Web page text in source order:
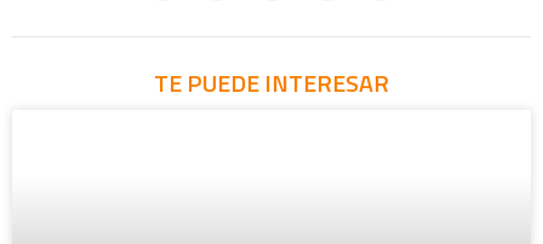
TE PUEDE INTERESAR